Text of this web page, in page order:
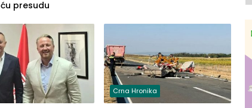
presudu
Crna Hronika